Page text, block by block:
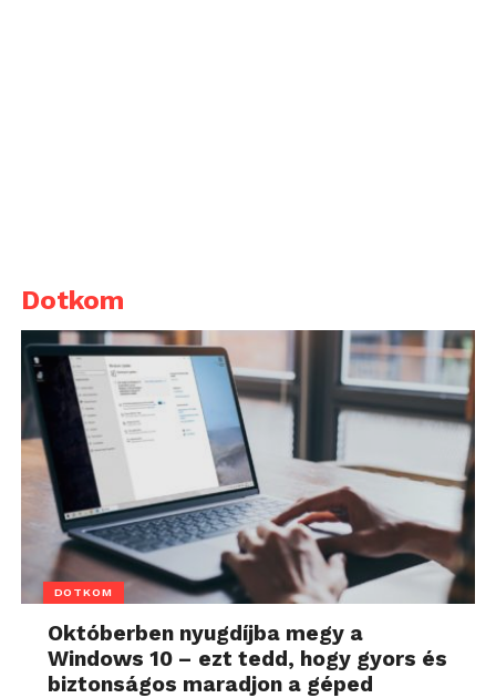
Dotkom
DOTKOM
Októberben nyugdíjba megy a
Windows 10 – ezt tedd, hogy gyors és
biztonságos maradjon a géped